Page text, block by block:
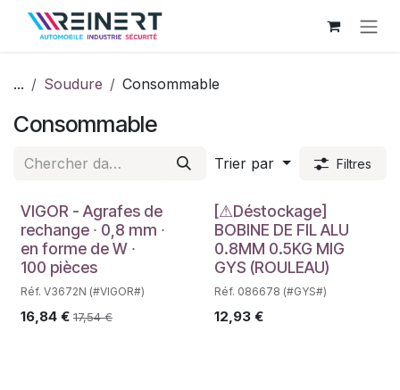
Se rendre au contenu
... Soudure Consommable
Consommable
Trier par Filtres
VIGOR - Agrafes de
rechange ∙ 0,8 mm ∙
en forme de W ∙
100 pièces
Réf. V3672N (#VIGOR#)
16,84 € 17,54€
Déstockage
[⚠Déstockage]
BOBINE DE FIL ALU
0.8MM 0.5KG MIG
GYS (ROULEAU)
Réf. 086678 (#GYS#)
12,93€